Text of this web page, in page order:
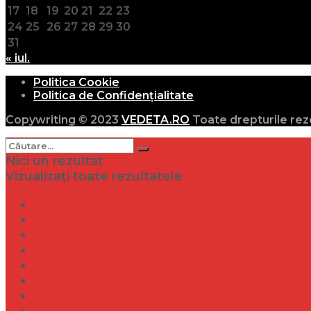
17 18 19 20 21 22 23
24 25 26 27 28 29 30
31
« iul.
Politica Cookie
Politica de Confidențialitate
Copywriting © 2023 VEDETA.RO Toate drepturile
Nici un rezultat
Vizualizați toate rezultatele